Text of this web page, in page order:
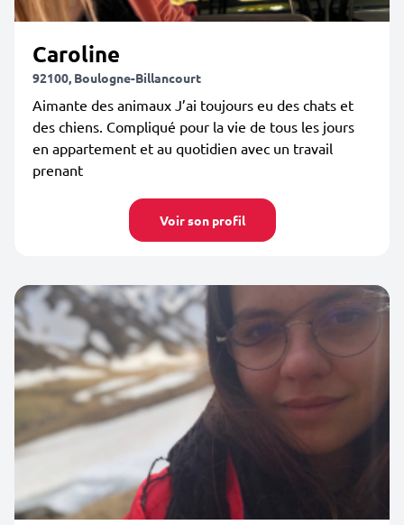
Caroline
92100, Boulogne-Billancourt
Aimante des animaux J’ai toujours eu des chats et
des chiens. Compliqué pour la vie de tous les jours
en appartement et au quotidien avec un travail
prenant
Voir son profil